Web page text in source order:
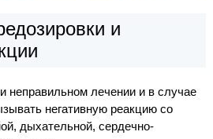
и
неправильном лечении и в случае
негативную реакцию со
дыхательной, сердечно-